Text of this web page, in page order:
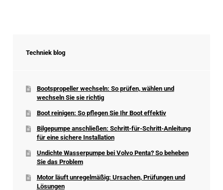
Techniek blog
Bootspropeller wechseln: So prüfen, wählen und
wechseln Sie sie richtig
Boot reinigen: So pflegen Sie Ihr Boot effektiv
Bilgepumpe anschließen: Schritt-für-Schritt-Anleitung
für eine sichere Installation
Undichte Wasserpumpe bei Volvo Penta? So beheben
Sie das Problem
Motor läuft unregelmäßig: Ursachen, Prüfungen und
Lösungen